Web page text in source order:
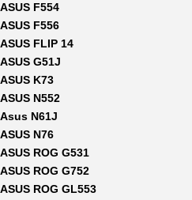
ASUS F554
ASUS F556
ASUS FLIP 14
ASUS G51J
ASUS K73
ASUS N552
Asus N61J
ASUS N76
ASUS ROG G531
ASUS ROG G752
ASUS ROG GL553